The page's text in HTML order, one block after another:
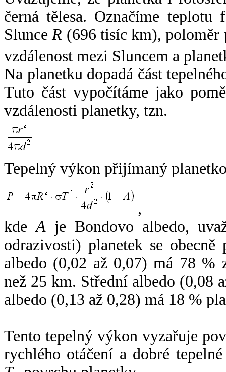
černá tělesa. Označíme
SlunceR (696 tisíc km),
vzdálenost mezi Sluncem a
Na planetku dopadá část
Tuto část vypočítáme jako
vzdálenosti planetky, tzn.
Tepelný výkon přijímaný
,
kdeA je Bondovo albedo,
odrazivosti) planetek se
albedo (0,02 až 0,07) má 78 %
než 25 km. Střední albedo (0,08
albedo (0,13 až 0,28) má 18 %
Tento tepelný výkon vyzařuje
rychlého otáčení a dobré